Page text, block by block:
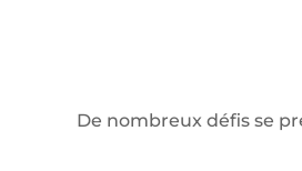
De nombreux défis se